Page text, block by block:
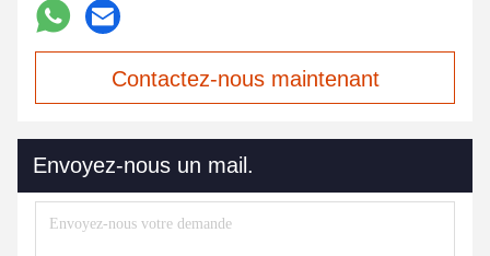
Contactez-nous maintenant
Envoyez-nous un mail.